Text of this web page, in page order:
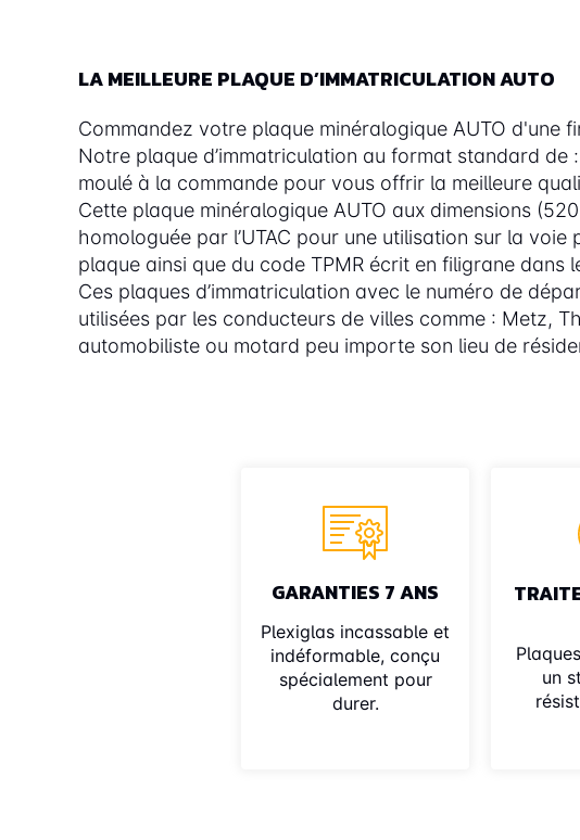
LA MEILLEURE PLAQUE D’IMMATRICULATION AUTO
Commandez votre plaque minéralogique AUTO d'une
Notre plaque d’immatriculation au format standard de
moulé à la commande pour vous offrir la meilleure
Cette plaque minéralogique AUTO aux dimensions
homologuée par l’UTAC pour une utilisation sur la
plaque ainsi que du code TPMR écrit en filigrane dans
Ces plaques d’immatriculation avec le numéro de
utilisées par les conducteurs de villes comme : Metz,
automobiliste ou motard peu importe son lieu de
GARANTIES 7 ANS
Plexiglas incassable et
indéformable, conçu
spécialement pour
durer.
un